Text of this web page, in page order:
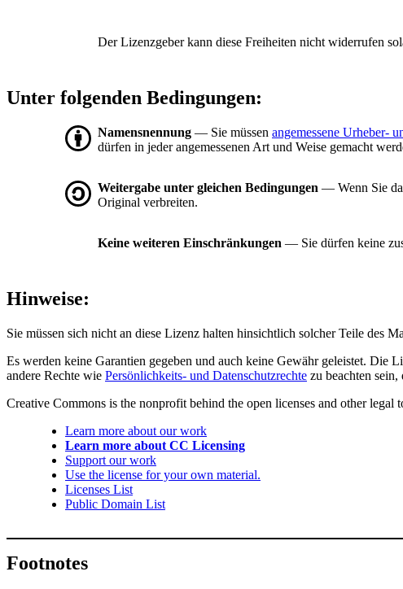
Der Lizenzgeber kann diese Freiheiten nicht widerrufen
Unter folgenden Bedingungen:
Namensnennung — Sie müssen angemessene Urheber-
dürfen in jeder angemessenen Art und Weise gemacht
Weitergabe unter gleichen Bedingungen — Wenn Sie
Original verbreiten.
Keine weiteren Einschränkungen — Sie dürfen keine
Hinweise:
Sie müssen sich nicht an diese Lizenz halten hinsichtlich solcher Teile des
Es werden keine Garantien gegeben und auch keine Gewähr geleistet. Die
andere Rechte wie Persönlichkeits- und Datenschutzrechte zu beachten
Creative Commons is the nonprofit behind the open licenses and other
Learn more about our work
Learn more about CC Licensing
Support our work
Use the license for your own material.
Licenses List
Public Domain List
Footnotes